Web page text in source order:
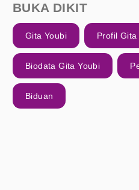
BUKA DIKIT
Gita Youbi Profil Gita
Biodata Gita Youbi
Biduan